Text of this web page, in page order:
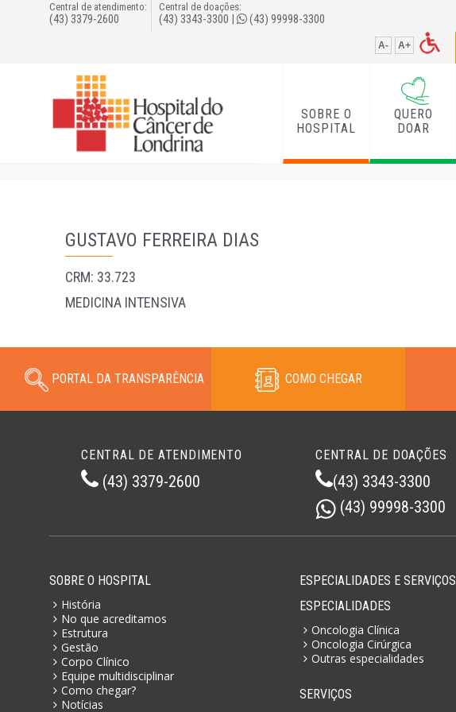
Central de atendimento:
(43) 3379-2600
Central de doações:
(43) 3343-3300 | (43) 99998-3300
A- A+
SOBRE O
HOSPITAL
QUERO
DOAR
GUSTAVO FERREIRA DIAS
CRM: 33.723
MEDICINA INTENSIVA
PORTAL DA TRANSPARÊNCIA COMO CHEGAR
CENTRAL DE ATENDIMENTO
(43) 3379-2600
CENTRAL DE DOAÇÕES
(43) 3343-3300
(43) 99998-3300
SOBRE O HOSPITAL
História
No que acreditamos
Estrutura
Gestão
Corpo Clínico
Equipe multidisciplinar
Como chegar?
Notícias
ESPECIALIDADES E SERVIÇOS
ESPECIALIDADES
Oncologia Clínica
Oncologia Cirúrgica
Outras especialidades
SERVIÇOS